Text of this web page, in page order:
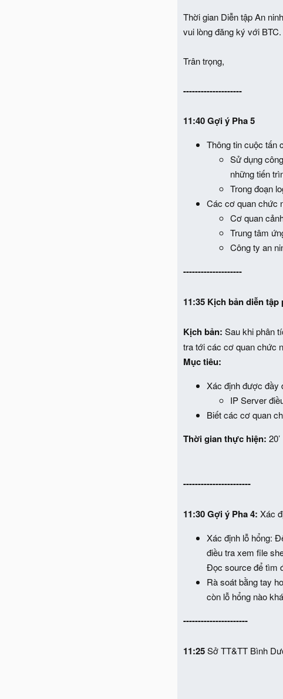
Thời gian Diễn tập An
vui lòng đăng ký với BTC.
Trân trọng,
--------------------
11:40 Gợi ý Pha 5
Thông tin cuộc tấn
Sử dụng
những tiến
Trong đoạn
Các cơ quan chức
Cơ quan
Trung tâm
Công ty an
--------------------
11:35 Kịch bản diễn tập
Kịch bản: Sau khi phân
tra tới các cơ quan chức
Mục tiêu:
Xác định được đầy
IP Server
Biết các cơ quan
Thời gian thực hiện: 20’
-----------------------
11:30 Gợi ý Pha 4: Xác
Xác định lỗ hổng:
điều tra xem file
Đọc source để tìm
Rà soát bằng tay
còn lỗ hổng nào
----------------------
11:25Sở TT&TT Bình